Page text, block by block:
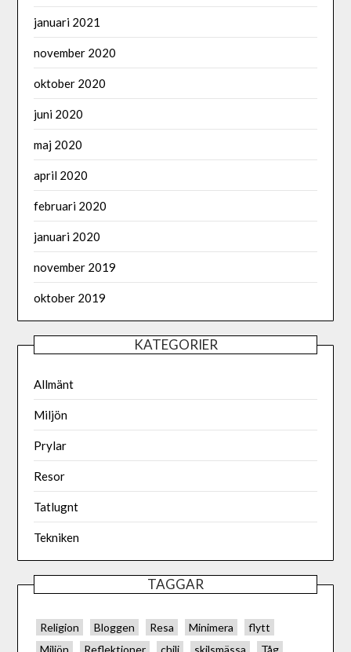
januari 2021
november 2020
oktober 2020
juni 2020
maj 2020
april 2020
februari 2020
januari 2020
november 2019
oktober 2019
KATEGORIER
Allmänt
Miljön
Prylar
Resor
Tatlugnt
Tekniken
TAGGAR
Religion Bloggen Resa Minimera
flytt